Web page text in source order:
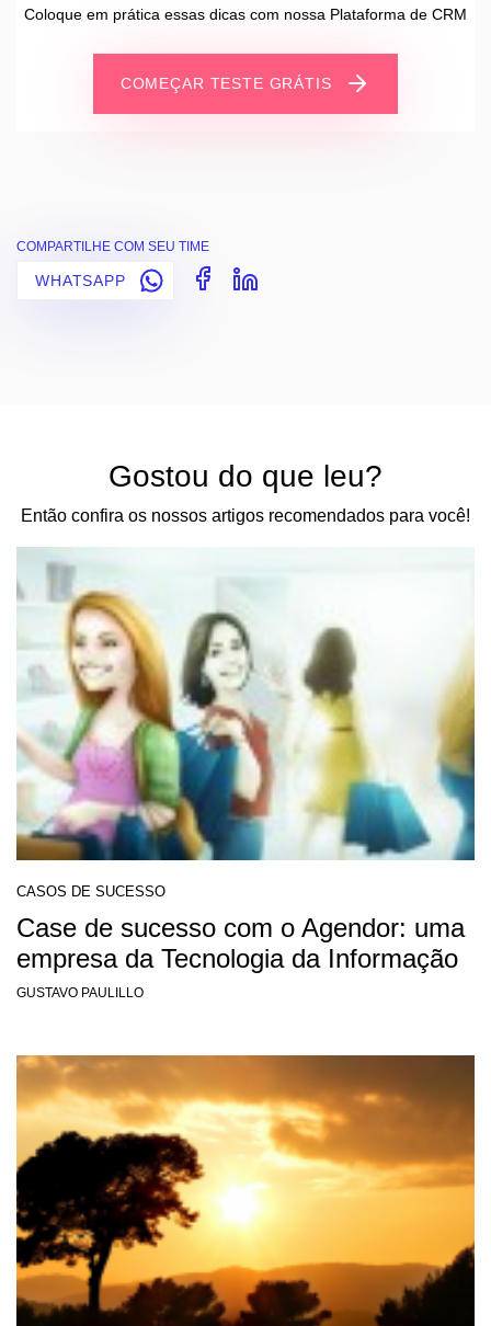
Coloque em prática essas dicas com nossa Plataforma de CRM
COMEÇAR TESTE GRÁTIS
COMPARTILHE COM SEU TIME
WHATSAPP
Gostou do que leu?
Então confira os nossos artigos recomendados para você!
CASOS DE SUCESSO
Case de sucesso com o Agendor: uma
empresa da Tecnologia da Informação
GUSTAVO PAULILLO